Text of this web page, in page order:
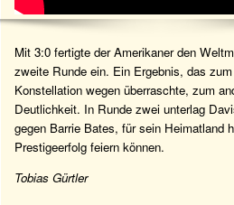
Mit 3:0 fertigte der Amerikaner den
zweite Runde ein. Ein Ergebnis, das
Konstellation wegen überraschte, zum
Deutlichkeit. In Runde zwei unterlag
gegen Barrie Bates, für sein Heimatland
Prestigeerfolg feiern können.
Tobias Gürtler